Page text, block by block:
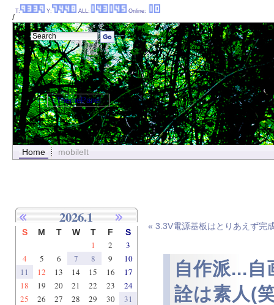
/
Home mobileIt
« 3.3V電源基板はとりあえず完
自作派...
詮は素人(
2026.1
S M T W T F S
1 2
3
4
5 6 7 8 9
10
11
12 13 14 15 16
17
18
19 20 21 22 23
24
25
26 27 28 29 30 31
T: Y: ALL: Online:
ThemePanel